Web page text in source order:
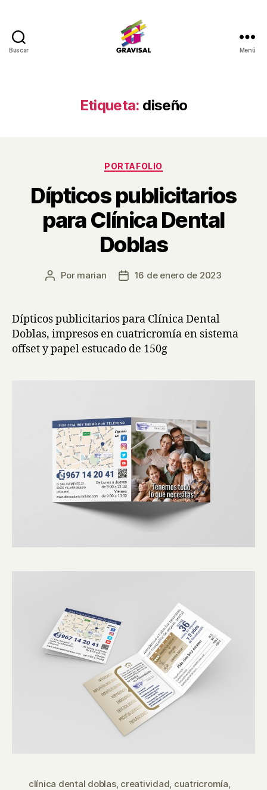
Buscar Menú
Etiqueta: diseño
Categorías
PORTAFOLIO
Dípticos publicitarios
para Clínica Dental
Doblas
Autor
entrada
Por marian
Fecha
entrada
16 de enero de 2023
Dípticos publicitarios para Clínica Dental
Doblas, impresos en cuatricromía en sistema
offset y papel estucado de 150g
clínica dental doblas, creatividad, cuatricromía,